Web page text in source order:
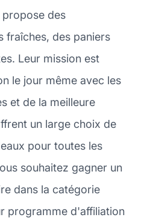
propose des
fraîches, des paniers
Leur mission est
le jour même avec les
et de la meilleure
un large choix de
pour toutes les
souhaitez gagner un
dans la catégorie
programme d'affiliation